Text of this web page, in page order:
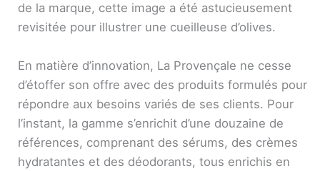
de la marque, cette image a été astucieusement
revisitée pour illustrer une cueilleuse d’olives.
En matière d’innovation, La Provençale ne cesse
d’étoffer son offre avec des produits formulés pour
répondre aux besoins variés de ses clients. Pour
l’instant, la gamme s’enrichit d’une douzaine de
références, comprenant des sérums, des crèmes
hydratantes et des déodorants, tous enrichis en